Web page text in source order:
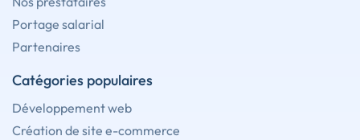
Portage salarial
Partenaires
Catégories populaires
Développement web
Création de site e-commerce